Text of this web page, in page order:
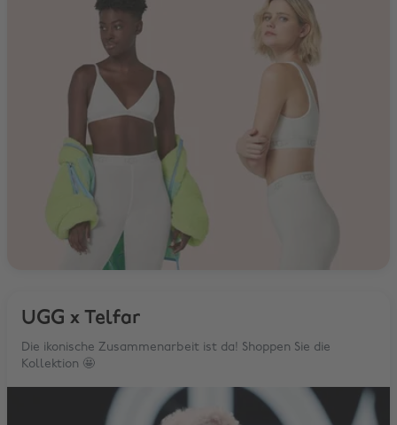
UGG x Telfar
Die ikonische Zusammenarbeit ist da! Shoppen Sie die
Kollektion 🤩